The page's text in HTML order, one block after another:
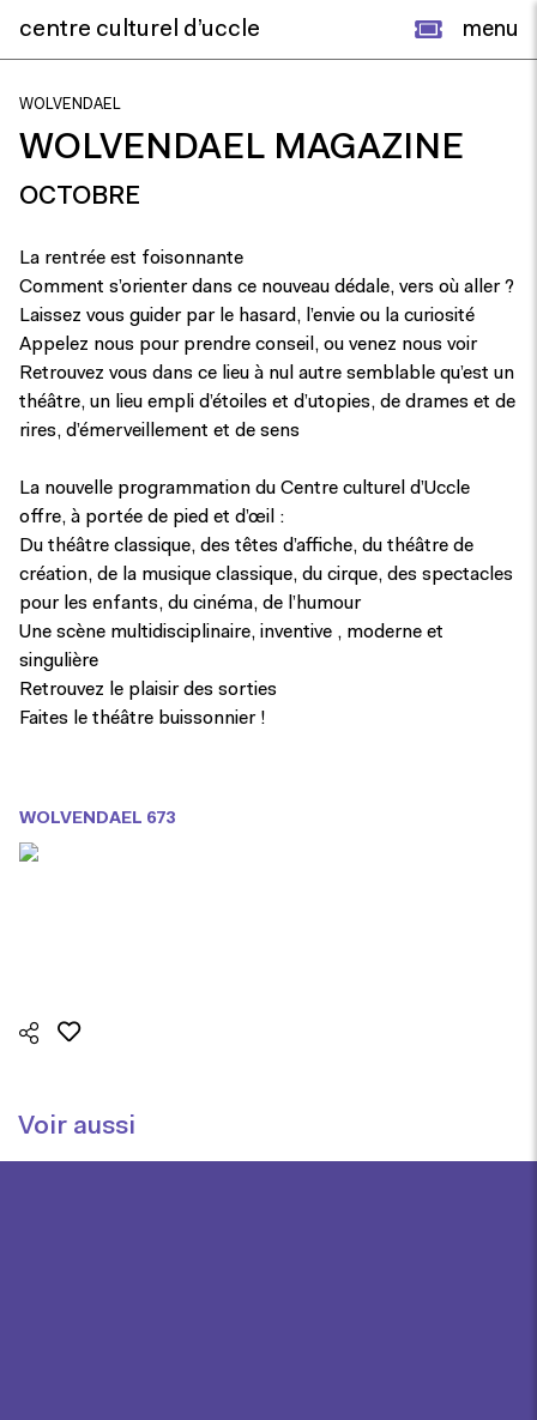
centre culturel d’uccle menu
WOLVENDAEL
WOLVENDAEL MAGAZINE
OCTOBRE
La rentrée est foisonnante
Comment s’orienter dans ce nouveau dédale, vers où aller ?
Laissez vous guider par le hasard, l’envie ou la curiosité
Appelez nous pour prendre conseil, ou venez nous voir
Retrouvez vous dans ce lieu à nul autre semblable qu’est un
théâtre, un lieu empli d’étoiles et d’utopies, de drames et de
rires, d’émerveillement et de sens
La nouvelle programmation du Centre culturel d’Uccle
offre, à portée de pied et d’œil :
Du théâtre classique, des têtes d’affiche, du théâtre de
création, de la musique classique, du cirque, des spectacles
pour les enfants, du cinéma, de l’humour
Une scène multidisciplinaire, inventive , moderne et
singulière
Retrouvez le plaisir des sorties
Faites le théâtre buissonnier !
WOLVENDAEL 673
Voir aussi